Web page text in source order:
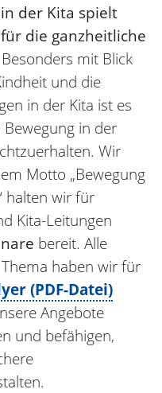
der Kita spielt
die ganzheitliche
Besonders mit Blick
und die
in der Kita ist es
in der
Wir
Motto „Bewegung
halten wir für
Kita-Leitungen
bereit. Alle
haben wir für
(PDF-Datei)
Angebote
und befähigen,